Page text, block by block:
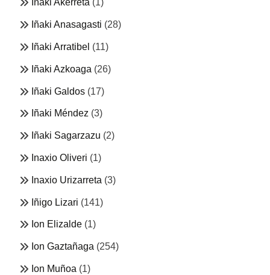
Iñaki Akerreta (1)
Iñaki Anasagasti (28)
Iñaki Arratibel (11)
Iñaki Azkoaga (26)
Iñaki Galdos (17)
Iñaki Méndez (3)
Iñaki Sagarzazu (2)
Inaxio Oliveri (1)
Inaxio Urizarreta (3)
Iñigo Lizari (141)
Ion Elizalde (1)
Ion Gaztañaga (254)
Ion Muñoa (1)